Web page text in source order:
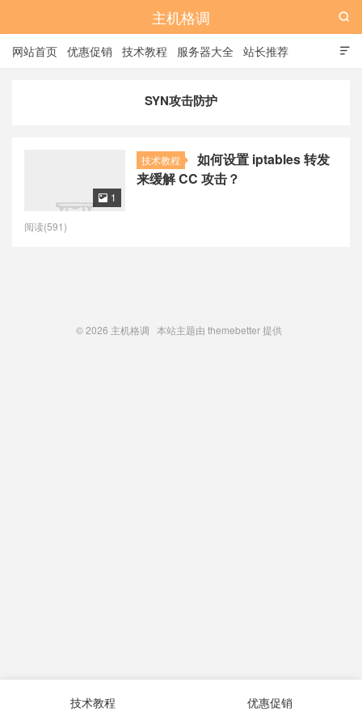
主机格调

网站首页 优惠促销 技术教程 服务器大全 站长推荐

SYN攻击防护
技术教程
如何设置 iptables 转发
来缓解 CC 攻击？
 1
阅读(591)
© 2026 主机格调 本站主题由 themebetter提供
技术教程 优惠促销